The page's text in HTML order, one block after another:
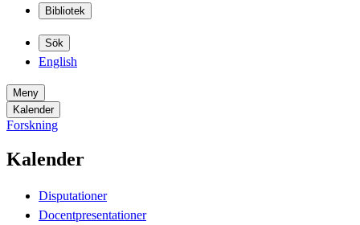
Bibliotek
Sök
English
Meny
Kalender
Forskning
Kalender
Disputationer
Docentpresentationer